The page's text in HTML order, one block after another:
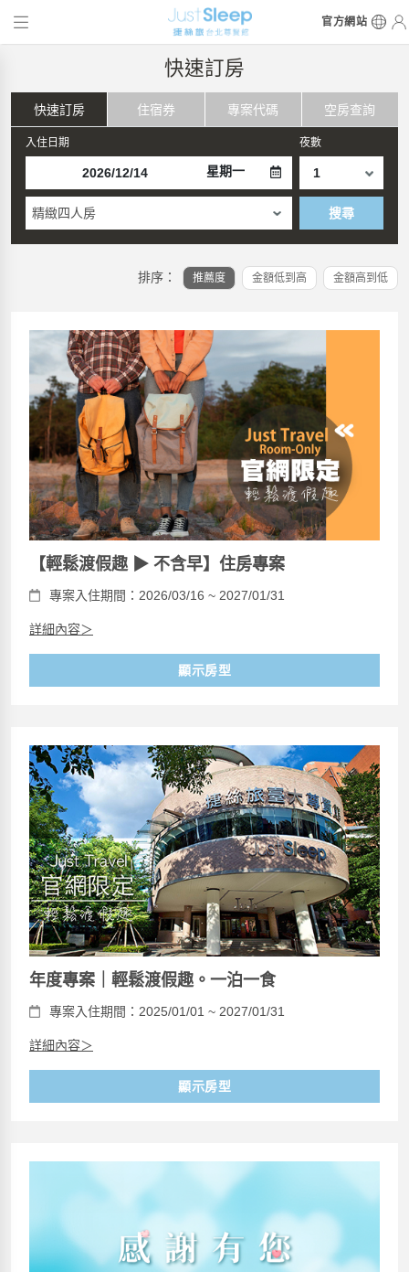
官方網站
快速訂房
快速訂房 住宿券 專案代碼 空房查詢
入住日期
星期一
夜數
精緻四人房 搜尋
排序： 推薦度 金額低到高 金額高到低
【輕鬆渡假趣 ▶ 不含早】住房專案
專案入住期間：2026/03/16 ~ 2027/01/31
詳細內容＞
顯示房型
年度專案｜輕鬆渡假趣。一泊一食
專案入住期間：2025/01/01 ~ 2027/01/31
詳細內容＞
顯示房型